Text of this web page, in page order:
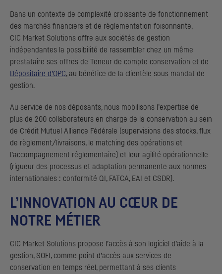
Dans un contexte de complexité croissante de fonctionnement
des marchés financiers et de règlementation foisonnante,
CIC Market Solutions offre aux sociétés de gestion
indépendantes la possibilité de rassembler chez un même
prestataire ses offres de Teneur de compte conservation et de
Dépositaire d’OPC, au bénéfice de la clientèle sous mandat de
gestion.
Au service de nos déposants, nous mobilisons l’expertise de
plus de 200 collaborateurs en charge de la conservation au sein
de Crédit Mutuel Alliance Fédérale (supervisions des stocks, flux
de règlement/livraisons, le matching des opérations et
l’accompagnement réglementaire) et leur agilité opérationnelle
(rigueur des processus et adaptation permanente aux normes
internationales : conformité QI, FATCA, EAI et CSDR ).
L’INNOVATION AU CŒUR DE
NOTRE MÉTIER
CIC Market Solutions propose l’accès à son logiciel d’aide à la
gestion, SOFI , comme point d’accès aux services de
conservation en temps réel, permettant à ses clients